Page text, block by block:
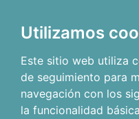
Utilizamos
Este sitio web utiliza
de seguimiento para
navegación con los
la funcionalidad